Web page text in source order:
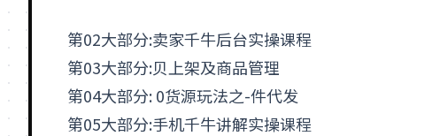
第02大部分:卖家千牛后台实操课程
第03大部分:贝上架及商品管理
第04大部分: 0货源玩法之-件代发
第05大部分:手机千牛讲解实操课程